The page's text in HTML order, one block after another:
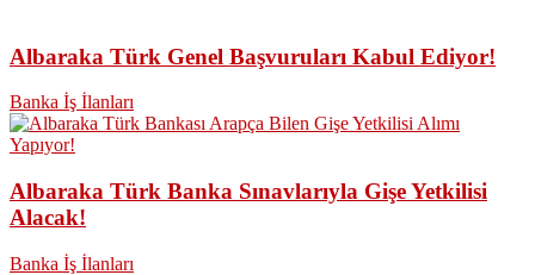
Albaraka Türk Genel Başvuruları Kabul Ediyor!
Banka İş İlanları
Albaraka Türk Banka Sınavlarıyla Gişe Yetkilisi
Alacak!
Banka İş İlanları